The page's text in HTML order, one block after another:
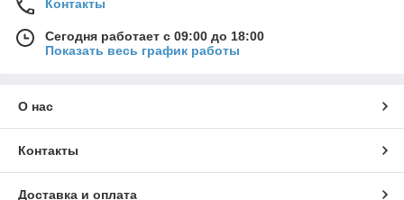
Контакты
Сегодня работает с 09:00 до 18:00
Показать весь график работы
О нас
Контакты
Доставка и оплата